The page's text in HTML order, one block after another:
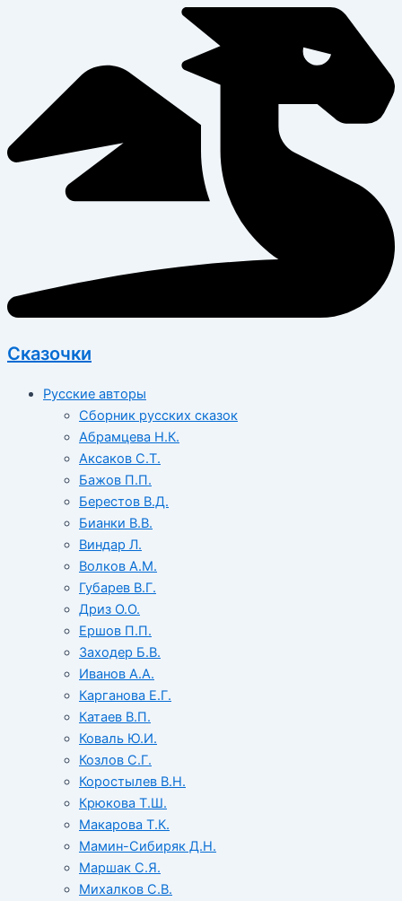
Сказочки
Русские авторы
Сборник русских сказок
Абрамцева Н.К.
Аксаков С.Т.
Бажов П.П.
Берестов В.Д.
Бианки В.В.
Виндар Л.
Волков А.М.
Губарев В.Г.
Дриз О.О.
Ершов П.П.
Заходер Б.В.
Иванов А.А.
Карганова Е.Г.
Катаев В.П.
Коваль Ю.И.
Козлов С.Г.
Коростылев В.Н.
Крюкова Т.Ш.
Макарова Т.К.
Мамин-Сибиряк Д.Н.
Маршак С.Я.
Михалков С.В.